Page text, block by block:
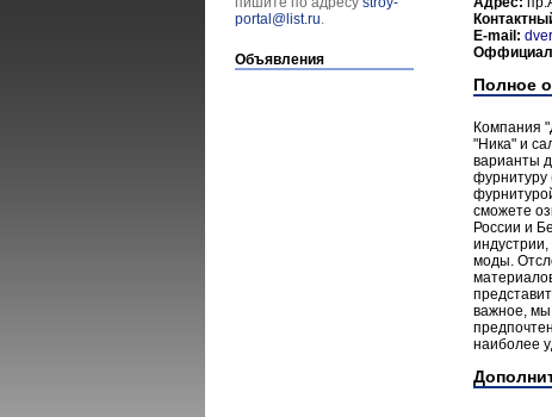
portal@list.ru.
Объявления
E-mail:
Полное
Компания
"Ника" и
варианты
фурнитуру
сможете
России и
моды.
важное, мы
наиболее